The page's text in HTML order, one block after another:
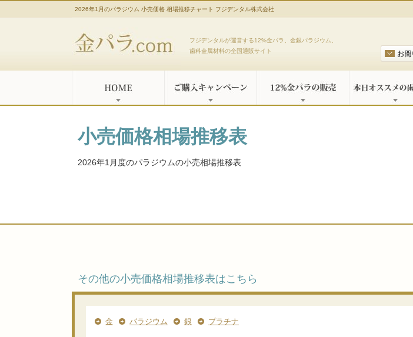
2026年1月のパラジウム 小売価格 相場推移チャート フジデンタル株式会社
フジデンタルが運営する12%金パラ、金銀パラジウム、
歯科金属材料の全国通販サイト
小売価格相場推移表
2026年1月度のパラジウムの小売相場推移表
その他の小売価格相場推移表はこちら
金 パラジウム 銀 プラチナ